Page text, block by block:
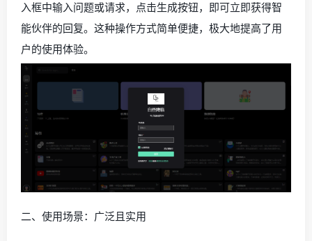
入框中输入问题或请求，点击生成按钮，即可立即获得智
能伙伴的回复。这种操作方式简单便捷，极大地提高了用
户的使用体验。
二、使用场景：广泛且实用